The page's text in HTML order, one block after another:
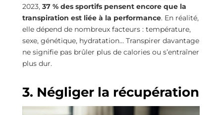
2023, 37 % des sportifs pensent encore que la
transpiration est liée à la performance. En réalité,
elle dépend de nombreux facteurs : température,
sexe, génétique, hydratation… Transpirer davantage
ne signifie pas brûler plus de calories ou s’entraîner
plus dur.
3. Négliger la récupération